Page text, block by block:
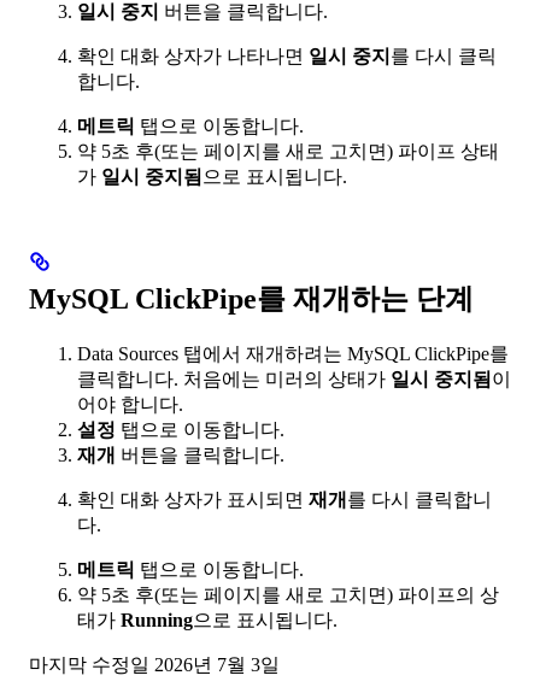
일시 중지 버튼을 클릭합니다.
확인 대화 상자가 나타나면 일시 중지 를 다시 클릭
합니다.
메트릭 탭으로 이동합니다.
약 5초 후(또는 페이지를 새로 고치면) 파이프 상태
가 일시 중지됨 으로 표시됩니다.
MySQL ClickPipe를 재개하는 단계
Data Sources 탭에서 재개하려는 MySQL ClickPipe를
클릭합니다. 처음에는 미러의 상태가 일시 중지됨 이
어야 합니다.
설정 탭으로 이동합니다.
재개 버튼을 클릭합니다.
확인 대화 상자가 표시되면 재개 를 다시 클릭합니
다.
메트릭 탭으로 이동합니다.
약 5초 후(또는 페이지를 새로 고치면) 파이프의 상
태가 Running으로 표시됩니다.
마지막 수정일 2026년 7월 3일